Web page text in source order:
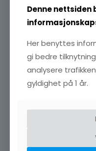
Denne nettsiden
Her benyttes
gi bedre
analysere
gyldighet på 1 år.